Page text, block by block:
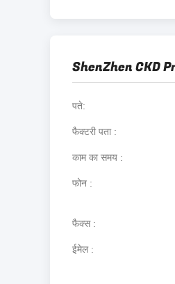
ShenZhen CKD
पते
फैक्टरी पता
काम का समय
फोन
फैक्स
ईमेल